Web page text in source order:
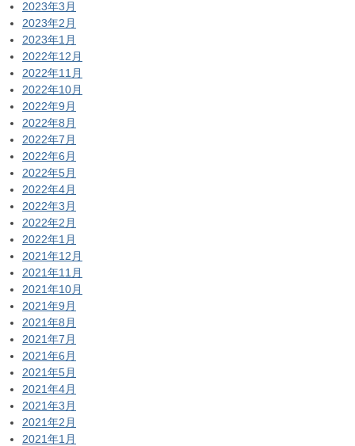
2023年3月
2023年2月
2023年1月
2022年12月
2022年11月
2022年10月
2022年9月
2022年8月
2022年7月
2022年6月
2022年5月
2022年4月
2022年3月
2022年2月
2022年1月
2021年12月
2021年11月
2021年10月
2021年9月
2021年8月
2021年7月
2021年6月
2021年5月
2021年4月
2021年3月
2021年2月
2021年1月